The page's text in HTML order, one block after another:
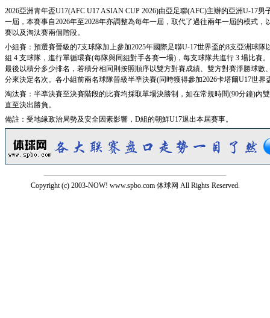
2026亞洲青年盃U17(AFC U17 ASIAN CUP 2026)由亞足聯(AFC)主辦的亞洲U-17
一屆，本賽事自2026年至2028年亦調整為每年一屆，取代了過往兩年一屆的模式
賽以及淘汰賽兩個階段。
小組賽：預選賽晉級的7支球隊加上參加2025年國際足聯U-17世界盃的8支亞洲球
組 4 支球隊，進行單循環賽(每隊與同組對手各賽一場)，每支球隊共進行 3 場比賽
最後以積分多少排名，若積分相同則按照順序以雙方對賽成績、雙方對賽淨勝球
分來決定名次。各小組前兩名球隊晉級半凖決賽(同時獲得參加2026卡塔爾U17世界
淘汰賽：半凖決賽至決賽階段的比賽均採取單場決勝制，如在常規時間(90分鐘)內
直至決出勝負。
備註：受地緣政治局勢及安全因素影響，D組的朝鮮U17退出本屆賽事。
Copyright (c) 2003-NOW! www.spbo.com 体球网 All Rights Reserved.